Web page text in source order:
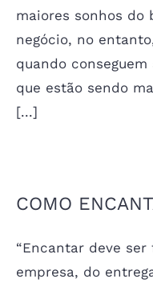
maiores sonhos
negócio, no
quando
que estão sendo
[...]
COMO
“Encantar deve
empresa, do